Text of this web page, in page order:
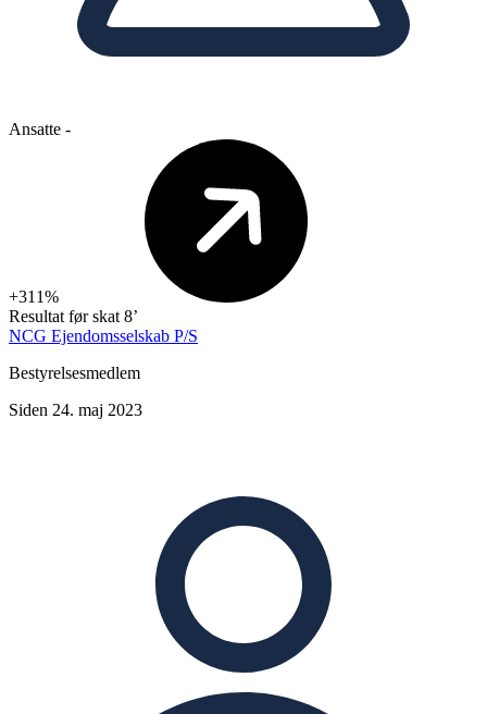
Ansatte -
+311%
Resultat før skat 8’
NCG Ejendomsselskab P/S
Bestyrelsesmedlem
Siden 24. maj 2023